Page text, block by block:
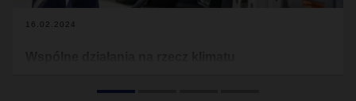
16.02.2024